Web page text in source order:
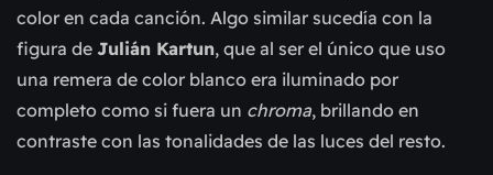
color en cada canción. Algo similar sucedía con la
figura de Julián Kartun, que al ser el único que uso
una remera de color blanco era iluminado por
completo como si fuera un chroma, brillando en
contraste con las tonalidades de las luces del resto.